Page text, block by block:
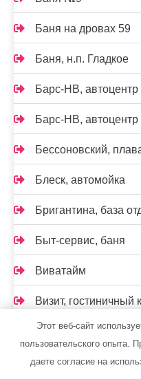
Баня на дровах 59
Баня, н.п. Гладкое
Барс-НВ, автоцентр
Барс-НВ, автоцентр
Бессоновский,
Блеск, автомойка
Бригантина, база
Быт-сервис, баня
Виватайм
Визит, гостиничный
Вильямс Оливер
Всё для дома
Этот веб-сайт
пользовательского опыта.
даете согласие на